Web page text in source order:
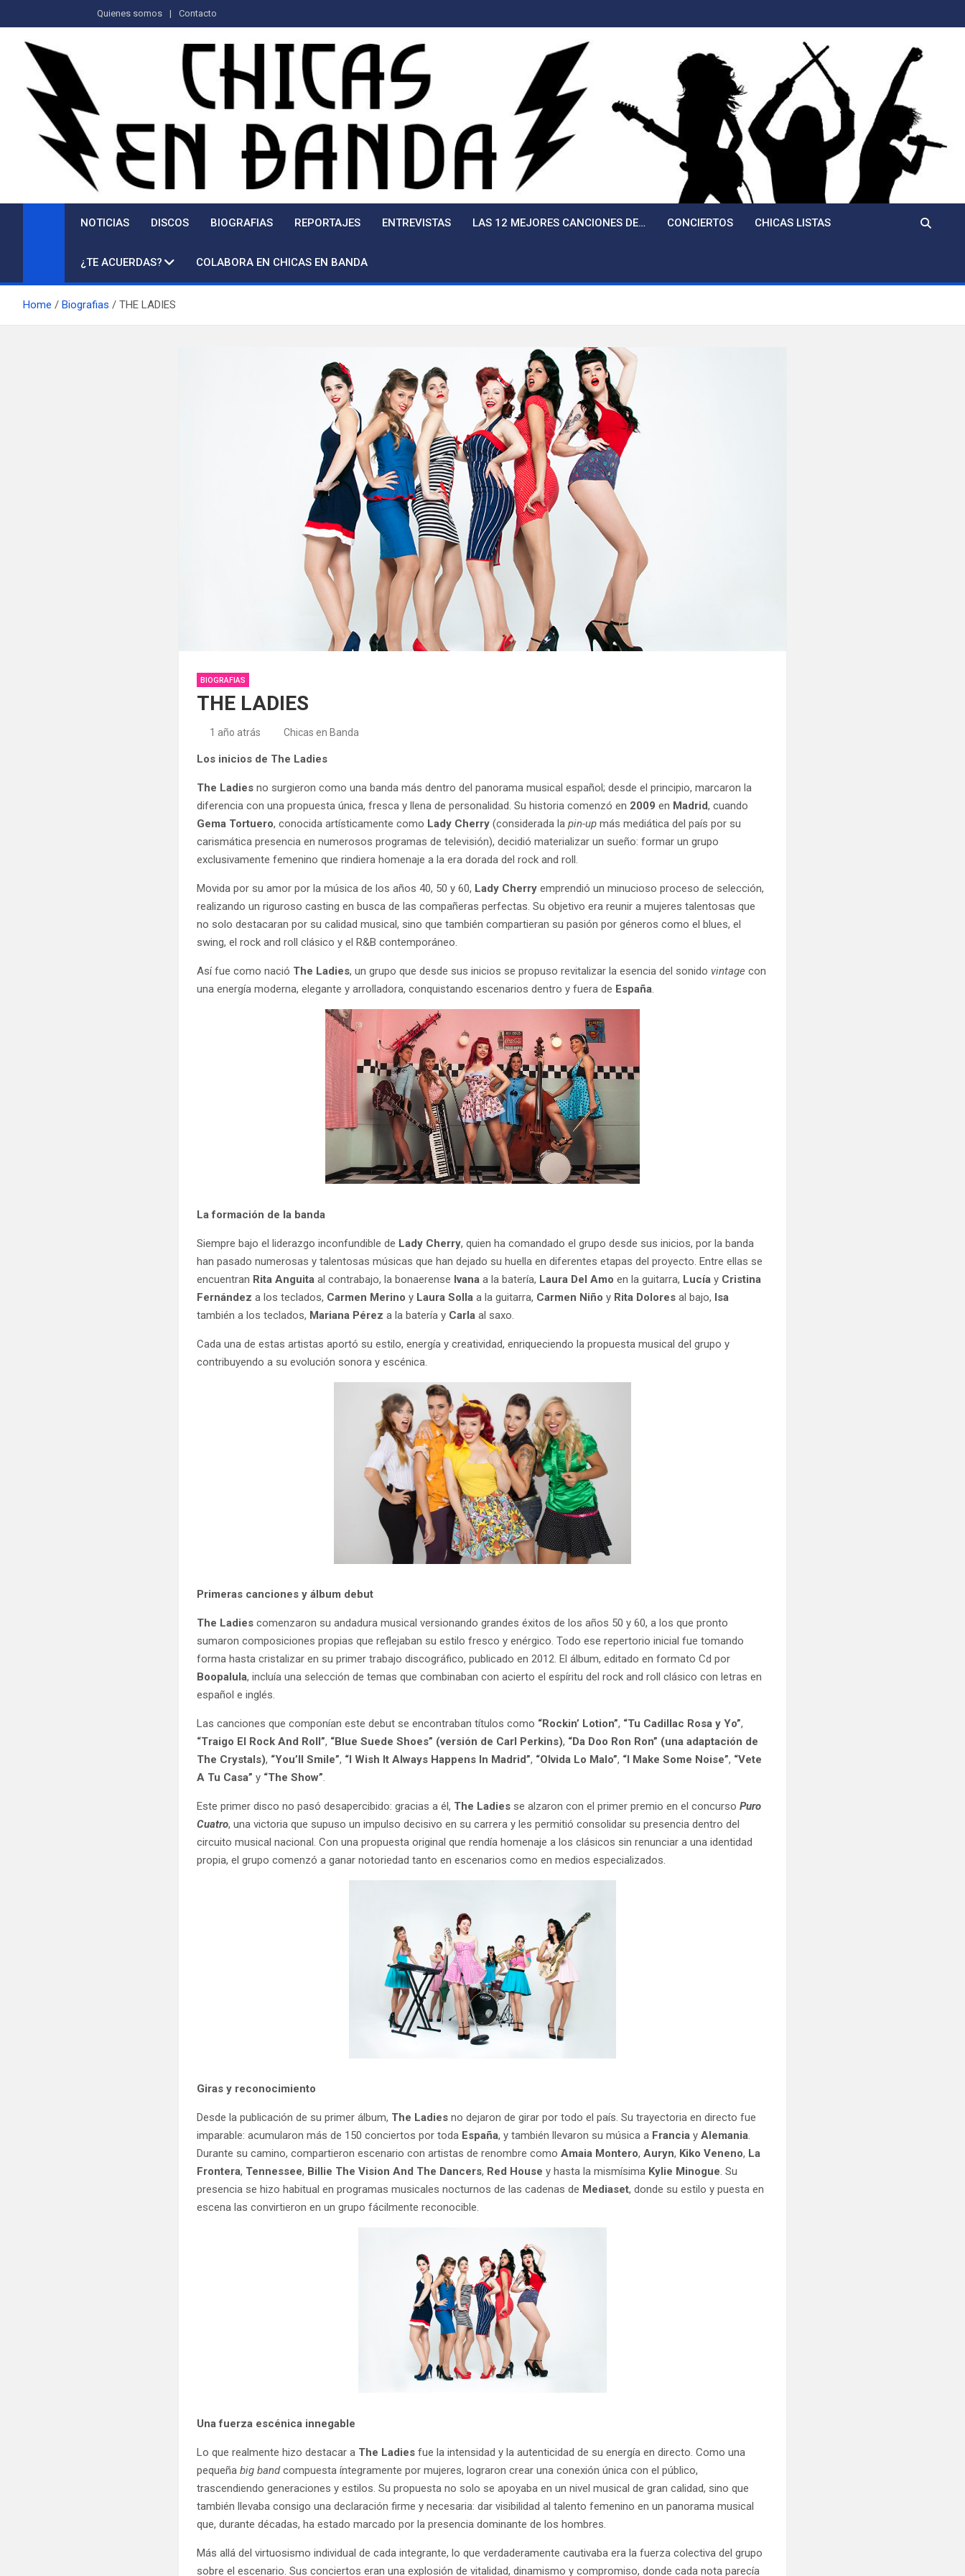
al
contenido
Quienes somos Contacto
NOTICIAS DISCOS BIOGRAFIAS REPORTAJES ENTREVISTAS LAS 12 MEJORES CANCIONES DE… CONCIERTOS CHICAS LISTAS
¿TE ACUERDAS? COLABORA EN CHICAS EN BANDA
Home Biografias THE LADIES
BIOGRAFIAS
THE LADIES
1 año atrás Chicas en Banda
Los inicios de The Ladies
The Ladiesno surgieron como una banda más dentro del panorama musical español; desde el principio, marcaron la
diferencia con una propuesta única, fresca y llena de personalidad. Su historia comenzó en 2009en Madrid, cuando
Gema Tortuero, conocida artísticamente como Lady Cherry(considerada lapin-upmás mediática del país por su
carismática presencia en numerosos programas de televisión), decidió materializar un sueño: formar un grupo
exclusivamente femenino que rindiera homenaje a la era dorada del rock and roll.
Movida por su amor por la música de los años 40, 50 y 60, Lady Cherryemprendió un minucioso proceso de selección,
realizando un riguroso casting en busca de las compañeras perfectas. Su objetivo era reunir a mujeres talentosas que
no solo destacaran por su calidad musical, sino que también compartieran su pasión por géneros como el blues, el
swing, el rock and roll clásico y el R&B contemporáneo.
Así fue como nació The Ladies, un grupo que desde sus inicios se propuso revitalizar la esencia del sonido vintagecon
una energía moderna, elegante y arrolladora, conquistando escenarios dentro y fuera de España.
La formación de la banda
Siempre bajo el liderazgo inconfundible de Lady Cherry, quien ha comandado el grupo desde sus inicios, por la banda
han pasado numerosas y talentosas músicas que han dejado su huella en diferentes etapas del proyecto. Entre ellas se
encuentran Rita Anguitaal contrabajo, la bonaerense Ivanaa la batería, Laura Del Amoen la guitarra, Lucíay Cristina
Fernándeza los teclados, Carmen Merinoy Laura Sollaa la guitarra, Carmen Niñoy Rita Doloresal bajo, Isa
también a los teclados, Mariana Péreza la batería y Carlaal saxo.
Cada una de estas artistas aportó su estilo, energía y creatividad, enriqueciendo la propuesta musical del grupo y
contribuyendo a su evolución sonora y escénica.
Primeras canciones y álbum debut
The Ladiescomenzaron su andadura musical versionando grandes éxitos de los años 50 y 60, a los que pronto
sumaron composiciones propias que reflejaban su estilo fresco y enérgico. Todo ese repertorio inicial fue tomando
forma hasta cristalizar en su primer trabajo discográfico, publicado en 2012. El álbum, editado en formato Cd por
Boopalula, incluía una selección de temas que combinaban con acierto el espíritu del rock and roll clásico con letras en
español e inglés.
Las canciones que componían este debut se encontraban títulos como “Rockin’ Lotion”, “Tu Cadillac Rosa y Yo”,
“Traigo El Rock And Roll”, “Blue Suede Shoes” (versión de Carl Perkins), “Da Doo Ron Ron” (una adaptación de
The Crystals), “You’ll Smile”, “I Wish It Always Happens In Madrid”, “Olvida Lo Malo”, “I Make Some Noise”, “Vete
A Tu Casa”y “The Show”.
Este primer disco no pasó desapercibido: gracias a él, The Ladies se alzaron con el primer premio en el concursoPuro
Cuatro, una victoria que supuso un impulso decisivo en su carrera y les permitió consolidar su presencia dentro del
circuito musical nacional. Con una propuesta original que rendía homenaje a los clásicos sin renunciar a una identidad
propia, el grupo comenzó a ganar notoriedad tanto en escenarios como en medios especializados.
Giras y reconocimiento
Desde la publicación de su primer álbum, The Ladiesno dejaron de girar por todo el país. Su trayectoria en directo fue
imparable: acumularon más de 150 conciertos por toda España, y también llevaron su música a FranciayAlemania.
Durante su camino, compartieron escenario con artistas de renombre comoAmaia Montero,Auryn, Kiko Veneno, La
Frontera, Tennessee, Billie The Vision And The Dancers, Red Housey hasta la mismísima Kylie Minogue. Su
presencia se hizo habitual en programas musicales nocturnos de las cadenas de Mediaset, donde su estilo y puesta en
escena las convirtieron en un grupo fácilmente reconocible.
Una fuerza escénica innegable
Lo que realmente hizo destacar a The Ladiesfue la intensidad y la autenticidad de su energía en directo. Como una
pequeñabig bandcompuesta íntegramente por mujeres, lograron crear una conexión única con el público,
trascendiendo generaciones y estilos. Su propuesta no solo se apoyaba en un nivel musical de gran calidad, sino que
también llevaba consigo una declaración firme y necesaria: dar visibilidad al talento femenino en un panorama musical
que, durante décadas, ha estado marcado por la presencia dominante de los hombres.
Más allá del virtuosismo individual de cada integrante, lo que verdaderamente cautivaba era la fuerza colectiva del grupo
sobre el escenario. Sus conciertos eran una explosión de vitalidad, dinamismo y compromiso, donde cada nota parecía